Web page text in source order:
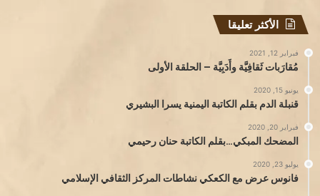
الأكثر تعليقا
فبراير 12, 2021
مُقارَبات ثَقافِيَّة وأَدَبِيَّة – الحلقة الأولى
يونيو 15, 2020
قنبلة الدم بقلم الكاتبة اليمنية يسرا البشيري
فبراير 20, 2020
المضحك المبكي…بقلم الكاتبة حنان رحيمي
يوليو 23, 2020
فانوس عرض مع الكعكي نشاطات المركز الثقافي الإسلامي